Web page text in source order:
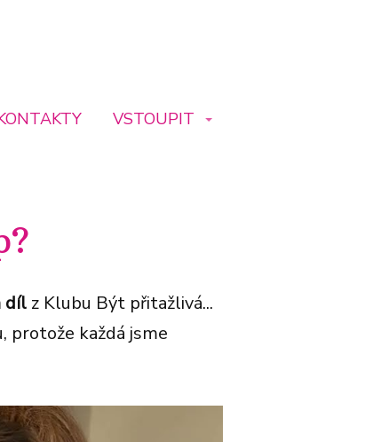
VSTOUPIT
díl z Klubu Být přitažlivá...
protože každá jsme